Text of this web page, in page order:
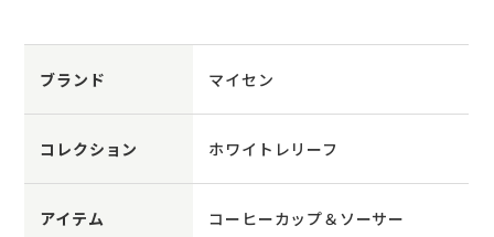
ブランド マイセン
コレクション ホワイトレリーフ
アイテム コーヒーカップ＆ソーサー